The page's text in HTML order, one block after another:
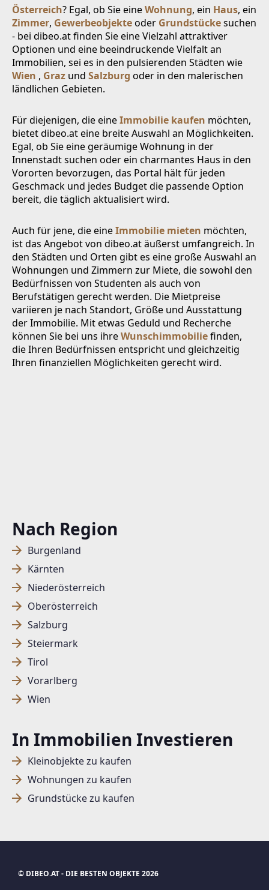
Nach Region
Burgenland
Kärnten
Niederösterreich
Oberösterreich
Salzburg
Steiermark
Tirol
Vorarlberg
Wien
In Immobilien Investieren
Kleinobjekte zu kaufen
Wohnungen zu kaufen
Grundstücke zu kaufen
Jetzt Suchagent anlegen
SUCHAGENT ANLEGEN FÜR DIE
AKTUELLEN SUCHKRITERIEN
Dieser Filter wird viele Treffer erzeugen. Bitte setzen
Treffer verfeinern
Ich stimme der Verarbeitung meiner Daten, wie
in den
Datenschutzbestimmungen
zu.
Österreich? Egal, ob Sie eineWohnung, ein Haus, ein
Zimmer, Gewerbeobjekteoder Grundstückesuchen
- bei dibeo.at finden Sie eine Vielzahl attraktiver
Optionen und eine beeindruckende Vielfalt an
Immobilien, sei es in den pulsierenden Städten wie
Wien , Graz und Salzburg oder in den malerischen
ländlichen Gebieten.
Für diejenigen, die eineImmobilie kaufen möchten,
bietet dibeo.at eine breite Auswahl an Möglichkeiten.
Egal, ob Sie eine geräumige Wohnung in der
Innenstadt suchen oder ein charmantes Haus in den
Vororten bevorzugen, das Portal hält für jeden
Geschmack und jedes Budget die passende Option
bereit, die täglich aktualisiert wird.
Auch für jene, die eineImmobilie mieten möchten,
ist das Angebot von dibeo.at äußerst umfangreich. In
den Städten und Orten gibt es eine große Auswahl an
Wohnungen und Zimmern zur Miete, die sowohl den
Bedürfnissen von Studenten als auch von
Berufstätigen gerecht werden. Die Mietpreise
variieren je nach Standort, Größe und Ausstattung
der Immobilie. Mit etwas Geduld und Recherche
können Sie bei uns ihreWunschimmobiliefinden,
die Ihren Bedürfnissen entspricht und gleichzeitig
Ihren finanziellen Möglichkeiten gerecht wird.
© DIBEO.AT - DIE BESTEN OBJEKTE 2026